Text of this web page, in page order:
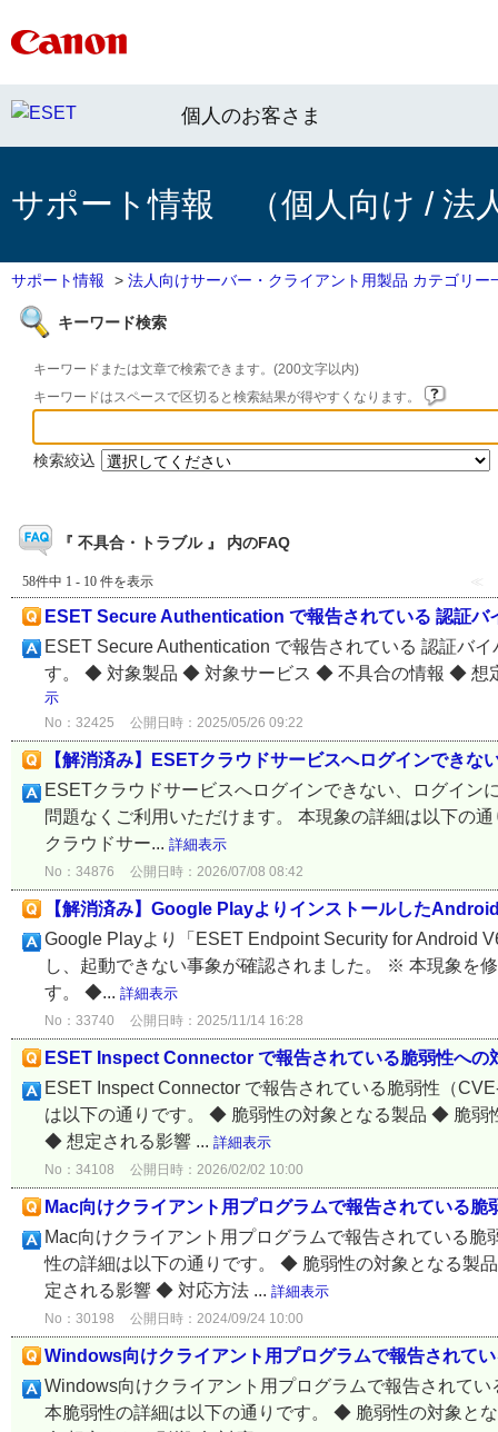
個人のお客さま
サポート情報 （個人向け / 法
サポート情報 > 法人向けサーバー・クライアント用製品 カテゴリー
キーワード検索
キーワードまたは文章で検索できます。(200文字以内)
キーワードはスペースで区切ると検索結果が得やすくなります。
検索絞込
『 不具合・トラブル 』 内のFAQ
58件中 1 - 10 件を表示 ≪
ESET Secure Authentication で報告されている 認証バ
ESET Secure Authentication で報告されている 認証バ
す。 ◆ 対象製品 ◆ 対象サービス ◆ 不具合の情報 ◆ 想
示
No：32425 公開日時：2025/05/26 09:22
【解消済み】ESETクラウドサービスへログインできな
ESETクラウドサービスへログインできない、ログイン
問題なくご利用いただけます。 本現象の詳細は以下
クラウドサー... 詳細表示
No：34876 公開日時：2026/07/08 08:42
【解消済み】Google Playよりインストールした
Google Playより「ESET Endpoint Security for Android
し、起動できない事象が確認されました。 ※ 本現象を
す。 ◆... 詳細表示
No：33740 公開日時：2025/11/14 16:28
ESET Inspect Connector で報告されている脆弱性への
ESET Inspect Connector で報告されている脆弱性（
は以下の通りです。 ◆ 脆弱性の対象となる製品 ◆ 脆
◆ 想定される影響 ... 詳細表示
No：34108 公開日時：2026/02/02 10:00
Mac向けクライアント用プログラムで報告されている
Mac向けクライアント用プログラムで報告されている
性の詳細は以下の通りです。 ◆ 脆弱性の対象となる
定される影響 ◆ 対応方法 ... 詳細表示
No：30198 公開日時：2024/09/24 10:00
Windows向けクライアント用プログラムで報告されて
Windows向けクライアント用プログラムで報告されて
本脆弱性の詳細は以下の通りです。 ◆ 脆弱性の対象